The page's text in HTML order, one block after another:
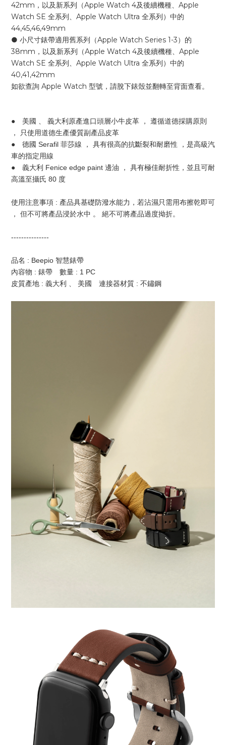
42mm，以及新系列（Apple Watch 4及後續機種、Apple
Watch SE 全系列、Apple Watch Ultra 全系列）中的
44,45,46,49mm
● 小尺寸錶帶適用舊系列（Apple Watch Series 1-3）的
38mm，以及新系列（Apple Watch 4及後續機種、Apple
Watch SE 全系列、Apple Watch Ultra 全系列）中的
40,41,42mm
如欲查詢 Apple Watch 型號，請脫下錶殼並翻轉至背面查看。
●　美國 、 義大利原產進口頭層小牛皮革 ， 遵循道德採購原則
， 只使用道德生產優質副產品皮革
●　德國 Serafil 菲莎線 ， 具有很高的抗斷裂和耐磨性 ，是高級汽
車的指定用線
●　義大利 Fenice edge paint 邊油 ， 具有極佳耐折性，並且可耐
高溫至攝氏 80 度
使用注意事項 : 產品具基礎防潑水能力，若沾濕只需用布擦乾即可
， 但不可將產品浸於水中 。 絕不可將產品過度拗折。
---------------
品名 : Beepio 智慧錶帶
內容物 : 錶帶　數量 : 1 PC
皮質產地 : 義大利 、 美國　連接器材質 : 不鏽鋼